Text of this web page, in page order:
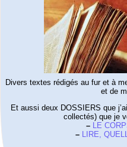
Divers textes rédigés au fur et à
et de
Et aussi deux DOSSIERS que
collectés) que je
–
LE
–
LIRE,